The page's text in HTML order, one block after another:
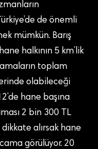
de önemli
mümkün. Barış
halkının 5 km’lik
toplam
olabileceği
hane başına
2 bin 300 TL
dikkate alırsak hane
görülüyor. 20